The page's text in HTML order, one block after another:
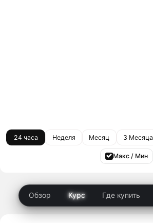
24 часа Неделя Месяц 3 Месяца
Макс / Мин
Обзор Курс Где купить